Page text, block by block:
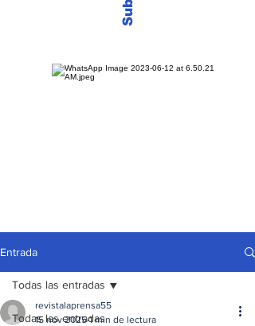
Entrada
Todas las entradas
Todas las entradas
revistalaprensa55
15 nov 2025 1 min de lectura